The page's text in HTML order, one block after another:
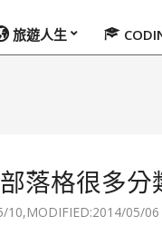
旅遊人生
落格很多分
10,MODIFIED:2014/05/06